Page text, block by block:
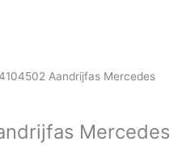
Aandrijfas Mercedes
Mercedes